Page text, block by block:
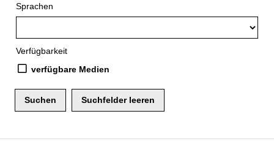
Sprachen
Verfügbarkeit
verfügbare Medien